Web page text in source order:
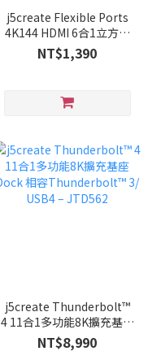
j5create Flexible Ports
4K144 HDMI 6合1立方集
線器強化版 - JCD361
NT$1,390
j5create Thunderbolt™
4 11合1多功能8K擴充基座
Dock 相容Thunderbolt™
3/ USB4 – JTD562
NT$8,990